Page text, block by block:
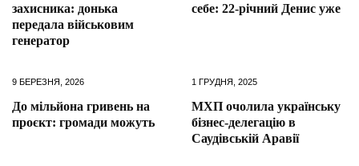
захисника: донька
передала військовим
генератор
себе: 22-річний Денис уже
9 БЕРЕЗНЯ, 2026
До мільйона гривень на
проєкт: громади можуть
1 ГРУДНЯ, 2025
МХП очолила українську
бізнес-делегацію в
Саудівській Аравії